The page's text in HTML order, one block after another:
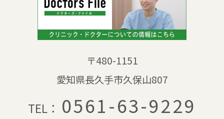
〒480-1151
愛知県長久手市久保山807
TEL： 0561-63-9229